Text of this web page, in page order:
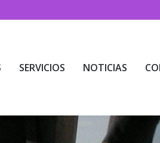
SERVICIOS NOTICIAS